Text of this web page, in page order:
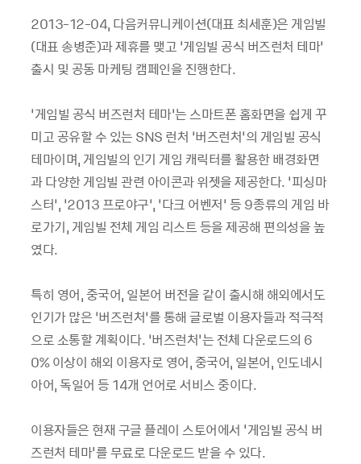
2013-12-04, 다음커뮤니케이션(대표 최세훈)은 게임빌
(대표 송병준)과 제휴를 맺고 ‘게임빌 공식 버즈런처 테마’
출시 및 공동 마케팅 캠페인을 진행한다.
‘게임빌 공식 버즈런처 테마’는 스마트폰 홈화면을 쉽게 꾸
미고 공유할 수 있는 SNS 런처 ‘버즈런처’의 게임빌 공식
테마이며, 게임빌의 인기 게임 캐릭터를 활용한 배경화면
과 다양한 게임빌 관련 아이콘과 위젯을 제공한다. ‘피싱마
스터’, ‘2013프로야구’, ‘다크 어벤저’ 등 9종류의 게임 바
로가기, 게임빌 전체 게임 리스트 등을 제공해 편의성을 높
였다.
특히 영어,중국어, 일본어 버전을 같이 출시해 해외에서도
인기가 많은 ‘버즈런처’를 통해 글로벌 이용자들과 적극적
으로 소통할 계획이다. ‘버즈런처’는 전체 다운로드의 6
0%이상이 해외 이용자로 영어,중국어, 일본어, 인도네시
아어,독일어 등 14개 언어로 서비스 중이다.
이용자들은 현재 구글 플레이 스토어에서 '게임빌 공식 버
즈런처 테마'를 무료로 다운로드 받을 수 있다.